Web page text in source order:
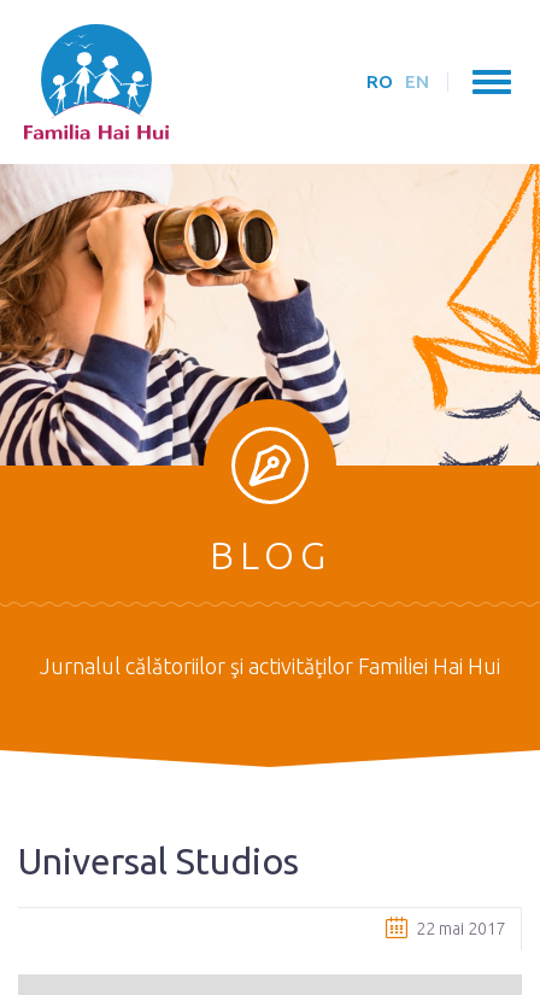
RO EN
BLOG
Jurnalul călătoriilor şi activităţilor Familiei Hai Hui
Universal Studios
22 mai 2017